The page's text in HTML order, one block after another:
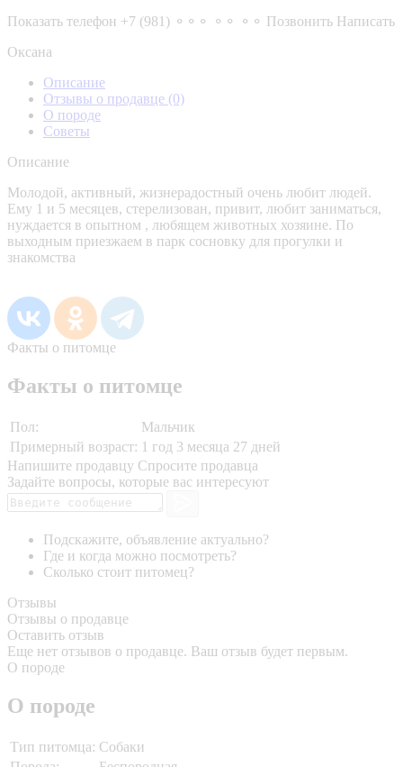
Показать телефон +7 (981) ⚬⚬⚬ ⚬⚬ ⚬⚬ Позвонить Написать
Оксана
Описание
Отзывы о продавце (0)
О породе
Советы
Описание
Молодой, активный, жизнерадостный очень любит людей.
Ему 1 и 5 месяцев, стерелизован, привит, любит заниматься,
нуждается в опытном , любящем животных хозяине. По
выходным приезжаем в парк сосновку для прогулки и
знакомства
Факты о питомце
Факты о питомце
Пол:
Мальчик
Примерный возраст: 1 год 3 месяца 27 дней
Напишите продавцу Спросите продавца
Задайте вопросы, которые вас интересуют
Подскажите, объявление актуально?
Где и когда можно посмотреть?
Сколько стоит питомец?
Отзывы
Отзывы о продавце
Оставить отзыв
Еще нет отзывов о продавце. Ваш отзыв будет первым.
О породе
О породе
Тип питомца: Собаки